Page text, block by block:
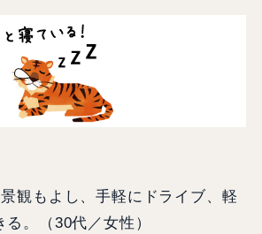
観もよし、手軽にドライブ、軽
。（30代／女性）